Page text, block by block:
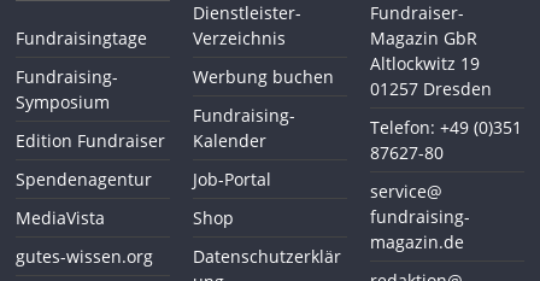
Fundraisingtage
Fundraising-
Symposium
Edition Fundraiser
Spendenagentur
MediaVista
gutes-wissen.org
Dienstleister-
Verzeichnis
Werbung buchen
Fundraising-
Kalender
Job-Portal
Shop
Datenschutzerklär
Fundraiser-
Magazin GbR
Altlockwitz 19
01257 Dresden
Telefon: +49 (0)351
87627-80
service@
fundraising-
magazin.de